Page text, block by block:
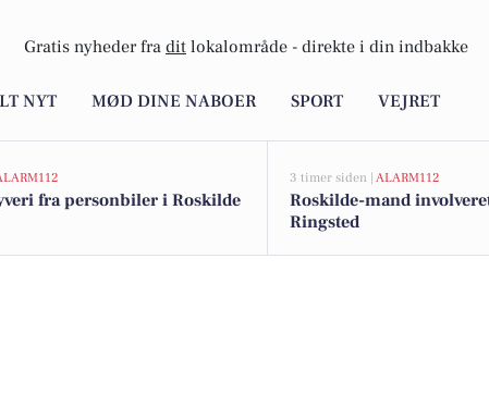
Gratis nyheder fra dit lokalområde - direkte i din indbakke
NYT MØD DINE NABOER SPORT VEJRET
fra personbiler i Roskilde
3 timer siden | ALARM112
Roskilde-mand
Ringsted